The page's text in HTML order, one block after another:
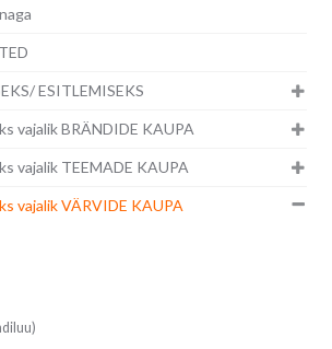
ESITLEMISEKS
vajalik BRÄNDIDE KAUPA
vajalik TEEMADE KAUPA
vajalik VÄRVIDE KAUPA